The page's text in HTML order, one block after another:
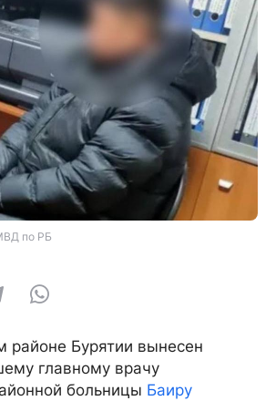
по РБ
районе Бурятии вынесен
главному врачу
больницы Баиру